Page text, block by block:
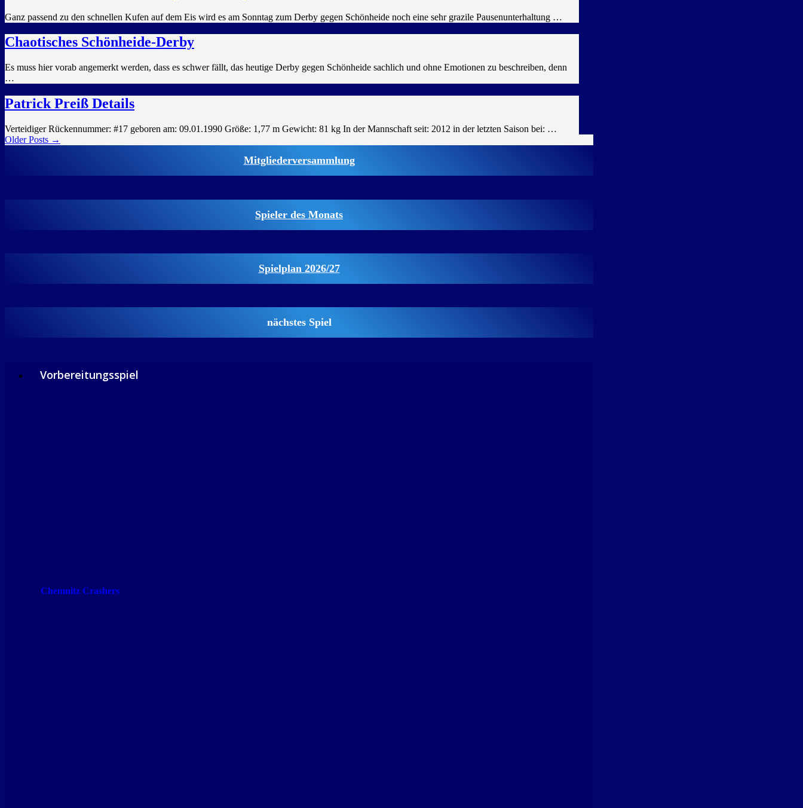
Ganz passend zu den schnellen Kufen auf dem Eis wird es am Sonntag zum Derby gegen Schönheide noch eine sehr grazile Pausenunterhaltung …
Chaotisches Schönheide-Derby
Es muss hier vorab angemerkt werden, dass es schwer fällt, das heutige Derby gegen Schönheide sachlich und ohne Emotionen zu beschreiben, denn
…
Patrick Preiß Details
Verteidiger Rückennummer: #17 geboren am: 09.01.1990 Größe: 1,77 m Gewicht: 81 kg In der Mannschaft seit: 2012 in der letzten Saison bei: …
Older Posts →
Mitgliederversammlung
Spieler des Monats
Spielplan 2026/27
nächstes Spiel
Vorbereitungsspiel
Chemnitz Crashers